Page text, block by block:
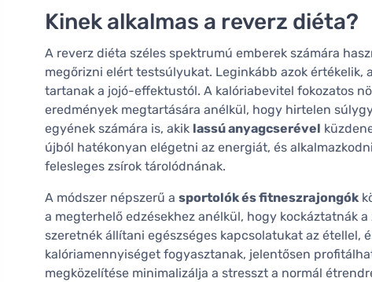
Kinek alkalmas a reverz diéta?
A reverz diéta széles spektrumú emberek számára
megőrizni elért testsúlyukat. Leginkább azok értékelik,
tartanak a jojó-effektustól. A kalóriabevitel fokozatos
eredmények megtartására anélkül, hogy hirtelen
egyének számára is, akik lassú anyagcserével
újból hatékonyan elégetni az energiát, és
felesleges zsírok tárolódnának.
A módszer népszerű a sportolók és fitneszrajongók
a megterhelő edzésekhez anélkül, hogy kockáztatnák
szeretnék állítani egészséges kapcsolatukat az étellel,
kalóriamennyiséget fogyasztanak, jelentősen
megközelítése minimalizálja a stresszt a normál